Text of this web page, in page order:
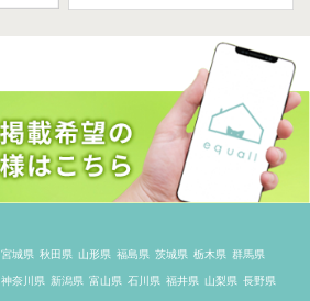
宮城県 秋田県 山形県 福島県 茨城県 栃木県 群馬県
神奈川県 新潟県 富山県 石川県 福井県 山梨県 長野県